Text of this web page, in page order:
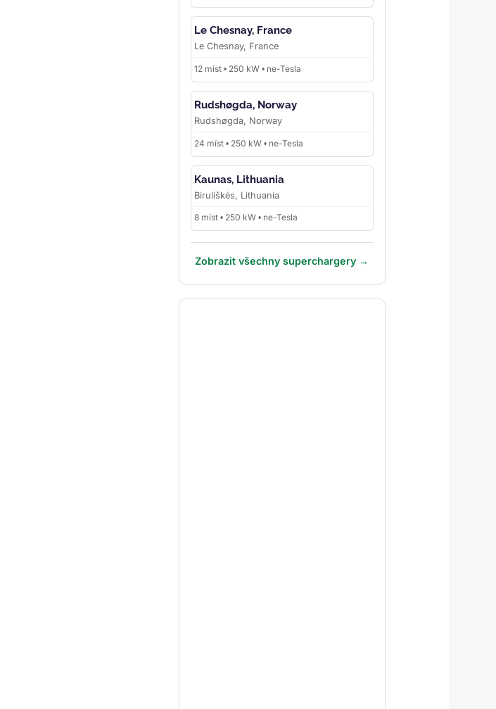
Le Chesnay, France
Le Chesnay, France
12 míst • 250 kW • ne-Tesla
Rudshøgda, Norway
Rudshøgda, Norway
24 míst • 250 kW • ne-Tesla
Kaunas, Lithuania
Biruliškės, Lithuania
8 míst • 250 kW • ne-Tesla
Zobrazit všechny superchargery →